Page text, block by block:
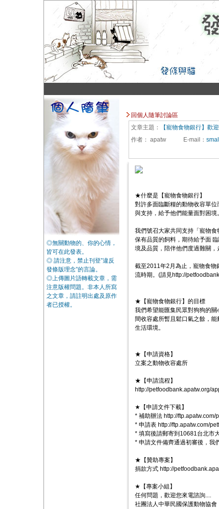
◎無關動物的、你的心情，
皆可在此發表。
◎ 請注意，禁止刊登”違反
發條版理念”的言論。
◎上傳圖片語轉載文章，需
注意版權問題。非本人所寫
之文章，請註明出處及原作
者已授權。
回個人隨筆討論區
文章主題：
【寵物食物銀行】歡
作者： apatw E-mail ：
★什麼是【寵物食物銀行】
對許多面臨斷糧的動物收容單
與支持，給予他們能量面對困境
我們號召大家共同支持「寵物
保有品質的飼料，期待給予面
境及品質，陪伴他們度過難關，
截至2011年2月為止，寵物食
流時期。(請見http://
★【寵物食物銀行】的目標
我們希望能匯集民眾對狗狗的
間收容處所暫且鬆口氣之餘，
生活環境。
★【申請資格】
立案之動物收容處所
★【申請流程】
http://petfoodbank.apatw.org/
★【申請文件下載】
* 補助辦法 http://
* 申請表 http://ftp.apatw.com/
* 填寫後請郵寄到10681台北市
* 申請文件備齊通過初審後，我
★【贊助專案】
捐款方式 http://
★【專案小組】
任何問題，歡迎您來電諮詢....
社團法人中華民國保護動物協會